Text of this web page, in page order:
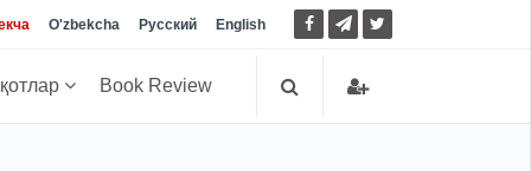
O'zbekcha Русский English
Book Review